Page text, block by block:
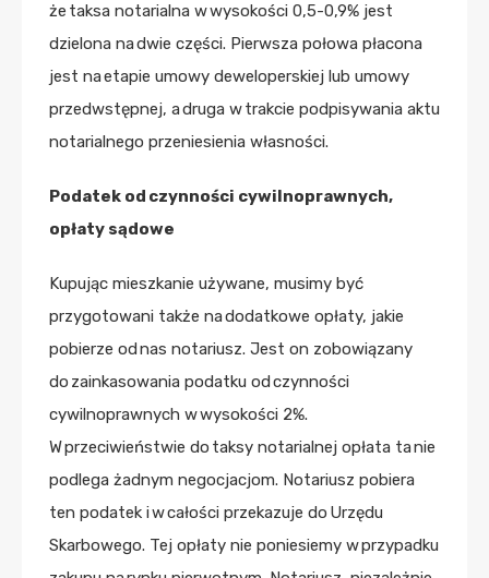
że taksa notarialna w wysokości 0,5-0,9% jest
dzielona na dwie części. Pierwsza połowa płacona
jest na etapie umowy deweloperskiej lub umowy
przedwstępnej, a druga w trakcie podpisywania aktu
notarialnego przeniesienia własności.
Podatek od czynności cywilnoprawnych,
opłaty sądowe
Kupując mieszkanie używane, musimy być
przygotowani także na dodatkowe opłaty, jakie
pobierze od nas notariusz. Jest on zobowiązany
do zainkasowania podatku od czynności
cywilnoprawnych w wysokości 2%.
W przeciwieństwie do taksy notarialnej opłata ta nie
podlega żadnym negocjacjom. Notariusz pobiera
ten podatek i w całości przekazuje do Urzędu
Skarbowego. Tej opłaty nie poniesiemy w przypadku